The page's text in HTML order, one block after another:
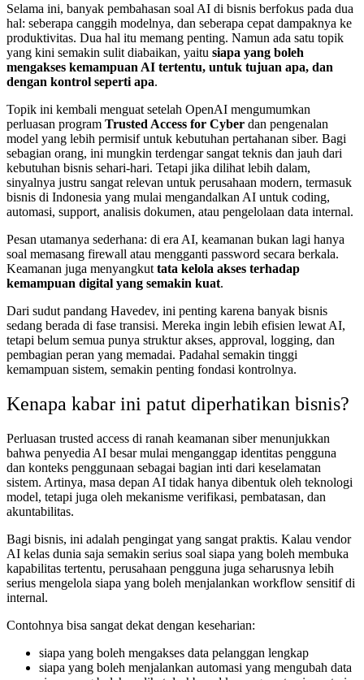
Selama ini, banyak pembahasan soal AI di bisnis berfokus pada dua
hal: seberapa canggih modelnya, dan seberapa cepat dampaknya ke
produktivitas. Dua hal itu memang penting. Namun ada satu topik
yang kini semakin sulit diabaikan, yaitu siapa yang boleh
mengakses kemampuan AI tertentu, untuk tujuan apa, dan
dengan kontrol seperti apa.
Topik ini kembali menguat setelah OpenAI mengumumkan
perluasan program Trusted Access for Cyber dan pengenalan
model yang lebih permisif untuk kebutuhan pertahanan siber. Bagi
sebagian orang, ini mungkin terdengar sangat teknis dan jauh dari
kebutuhan bisnis sehari-hari. Tetapi jika dilihat lebih dalam,
sinyalnya justru sangat relevan untuk perusahaan modern, termasuk
bisnis di Indonesia yang mulai mengandalkan AI untuk coding,
automasi, support, analisis dokumen, atau pengelolaan data internal.
Pesan utamanya sederhana: di era AI, keamanan bukan lagi hanya
soal memasang firewall atau mengganti password secara berkala.
Keamanan juga menyangkut tata kelola akses terhadap
kemampuan digital yang semakin kuat.
Dari sudut pandang Havedev, ini penting karena banyak bisnis
sedang berada di fase transisi. Mereka ingin lebih efisien lewat AI,
tetapi belum semua punya struktur akses, approval, logging, dan
pembagian peran yang memadai. Padahal semakin tinggi
kemampuan sistem, semakin penting fondasi kontrolnya.
Kenapa kabar ini patut diperhatikan bisnis?
Perluasan trusted access di ranah keamanan siber menunjukkan
bahwa penyedia AI besar mulai menganggap identitas pengguna
dan konteks penggunaan sebagai bagian inti dari keselamatan
sistem. Artinya, masa depan AI tidak hanya dibentuk oleh teknologi
model, tetapi juga oleh mekanisme verifikasi, pembatasan, dan
akuntabilitas.
Bagi bisnis, ini adalah pengingat yang sangat praktis. Kalau vendor
AI kelas dunia saja semakin serius soal siapa yang boleh membuka
kapabilitas tertentu, perusahaan pengguna juga seharusnya lebih
serius mengelola siapa yang boleh menjalankan workflow sensitif di
internal.
Contohnya bisa sangat dekat dengan keseharian:
siapa yang boleh mengakses data pelanggan lengkap
siapa yang boleh menjalankan automasi yang mengubah data